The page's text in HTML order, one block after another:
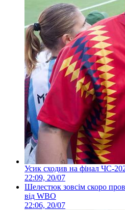
Усик сходив на фінал ЧС-
22:09, 20/07
Шелестюк зовсім скоро
від WBO
22:06, 20/07